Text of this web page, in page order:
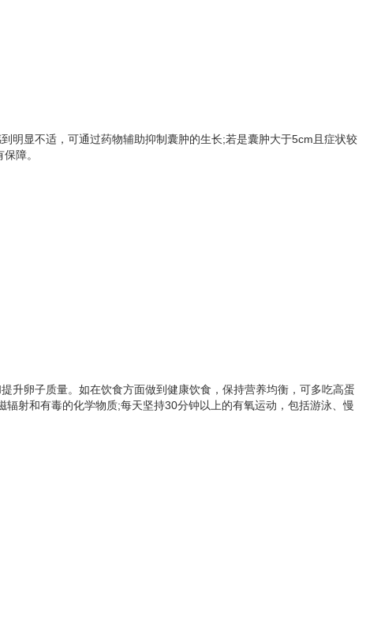
明显不适，可通过药物辅助抑制囊肿的生长;若是囊肿大于5cm且症状较
障。
升卵子质量。如在饮食方面做到健康饮食，保持营养均衡，可多吃高蛋
射和有毒的化学物质;每天坚持30分钟以上的有氧运动，包括游泳、慢